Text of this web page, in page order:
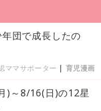
年団で成長したの
ママサポーター | 育児漫画
)～8/16(日)の12星